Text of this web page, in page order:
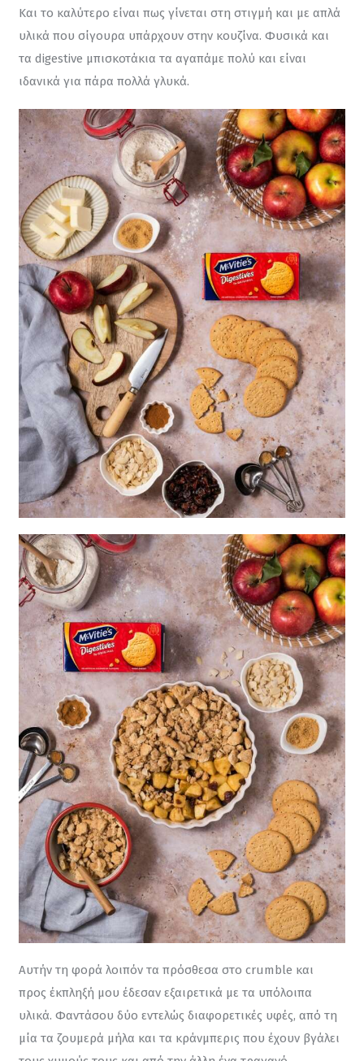
Και το καλύτερο είναι πως γίνεται στη στιγμή και με απλά
υλικά που σίγουρα υπάρχουν στην κουζίνα. Φυσικά και
τα digestive μπισκοτάκια τα αγαπάμε πολύ και είναι
ιδανικά για πάρα πολλά γλυκά.
Αυτήν τη φορά λοιπόν τα πρόσθεσα στο crumble και
προς έκπληξή μου έδεσαν εξαιρετικά με τα υπόλοιπα
υλικά. Φαντάσου δύο εντελώς διαφορετικές υφές, από τη
μία τα ζουμερά μήλα και τα κράνμπερις που έχουν βγάλει